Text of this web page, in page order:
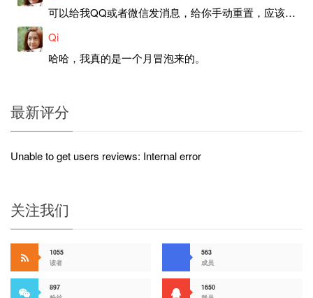
可以给我QQ或者微信发消息，给你手动重置，应该是服务器插件有问题了，这个wp的主题太老了，导致现在好多的问题，网站的签到功能也是因为这个原因导致的。
Qi
哈哈，我真的是一个月冒泡来的。
最新评分
Unable to get users reviews: Internal error
关注我们
1055
读者
563
成员
897
1650